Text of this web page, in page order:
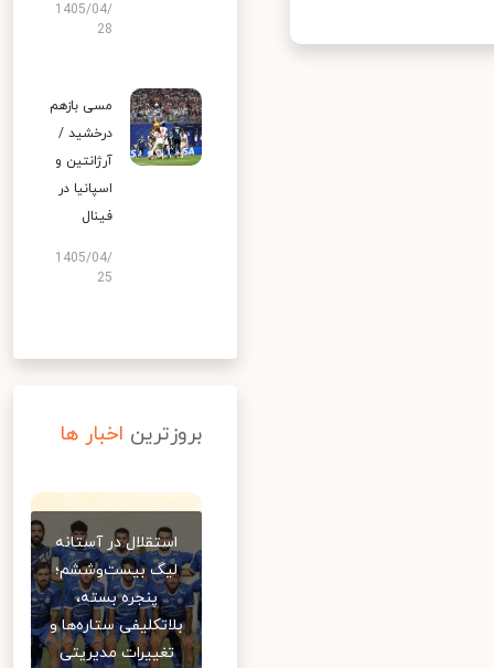
1405/04/
28
مسی بازهم
درخشید /
آرژانتین و
اسپانیا در
فینال
1405/04/
25
بروزترین اخبار ها
استقلال در آستانه
لیگ بیست‌وششم؛
پنجره بسته،
بلاتکلیفی ستاره‌ها و
تغییرات مدیریتی